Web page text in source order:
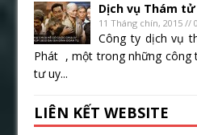
Dịch vụ Thám
11 Tháng chín, 2015 //
Công ty dịch vụ
Phát , một trong những công
tư uy...
LIÊN KẾT WEBSITE